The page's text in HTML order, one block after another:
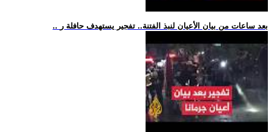
.. بعد ساعات من بيان الأعيان لنبذ الفتنة.. تفجير يستهدف حافلة ر